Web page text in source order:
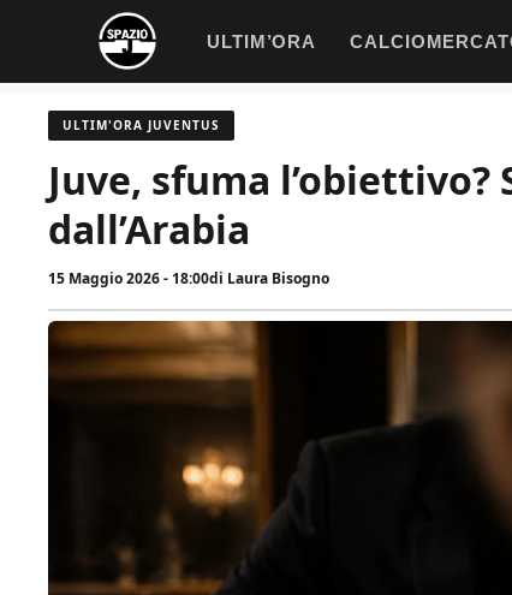
contenuto
ULTIM’ORA
ULTIM'ORA JUVENTUS
Juve, sfuma
dall’Arabia
15 Maggio 2026 - 18:00di Laura Bisogno